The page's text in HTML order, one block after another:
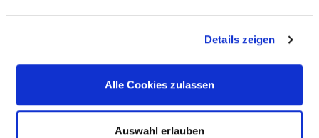
Details zeigen
Alle Cookies zulassen
Auswahl erlauben